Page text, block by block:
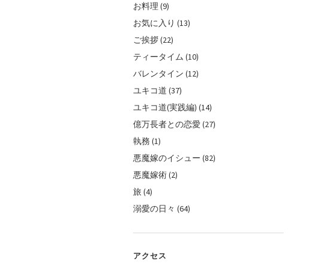
お料理 (9)
お気に入り (13)
ご挨拶(22)
ティータイム (10)
バレンタイン (12)
ユキコ道 (37)
ユキコ道(実践編) (14)
億万長者との恋愛 (27)
執務 (1)
悪魔嫁のイシュー (82)
悪魔嫁術(2)
旅 (4)
溺愛の日々 (64)
アクセス